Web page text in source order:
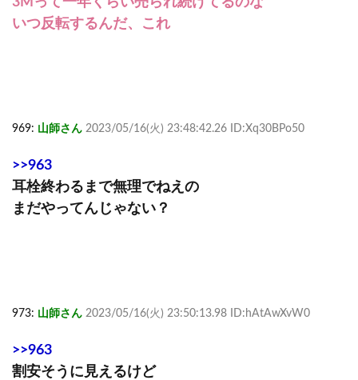
いつ反転するんだ、これ
969: 山師さん 2023/05/16(火) 23:48:42.26 ID:Xq30BPo50
>>963
耳栓終わるまで無理でねえの
まだやってんじゃない？
973: 山師さん 2023/05/16(火) 23:50:13.98 ID:hAtAwXvW0
>>963
割安そうに見えるけど